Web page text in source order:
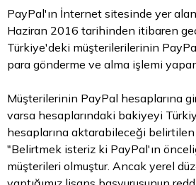
PayPal'ın İnternet sitesinde yer
Haziran 2016 tarihinden itibaren
Türkiye'deki müşterilerilerinin
para gönderme ve alma işlemi
Müşterilerinin PayPal hesaplarına
varsa hesaplarındaki bakiyeyi
hesaplarına aktarabileceği belirtilen
"Belirtmek isteriz ki PayPal'ın
müşterileri olmuştur. Ancak yerel